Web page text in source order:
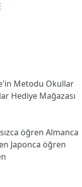
Metodu Okullar
Hediye Mağazası
öğren Almanca
Japonca öğren